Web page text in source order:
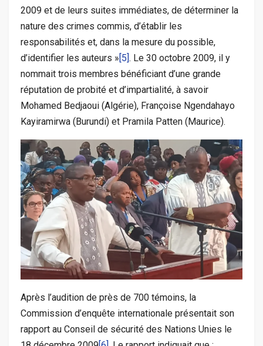
2009 et de leurs suites immédiates, de déterminer la
nature des crimes commis, d’établir les
responsabilités et, dans la mesure du possible,
d’identifier les auteurs » [5] . Le 30 octobre 2009, il y
nommait trois membres bénéficiant d’une grande
réputation de probité et d’impartialité, à savoir
Mohamed Bedjaoui (Algérie), Françoise Ngendahayo
Kayiramirwa (Burundi) et Pramila Patten (Maurice).
Après l’audition de près de 700 témoins, la
Commission d’enquête internationale présentait son
rapport au Conseil de sécurité des Nations Unies le